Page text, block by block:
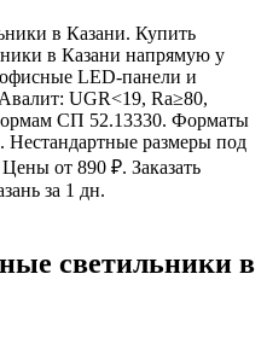
в Казани. Купить
в Казани напрямую у
LED-панели и
UGR<19, Ra≥80,
СП 52.13330. Форматы
Нестандартные размеры под
от 890 ₽. Заказать
за 1 дн.
светильники в